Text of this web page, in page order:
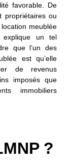
favorable. De
propriétaires ou
meublée
explique un tel
que l’un des
est qu’elle
de revenus
imposés que
immobiliers
?